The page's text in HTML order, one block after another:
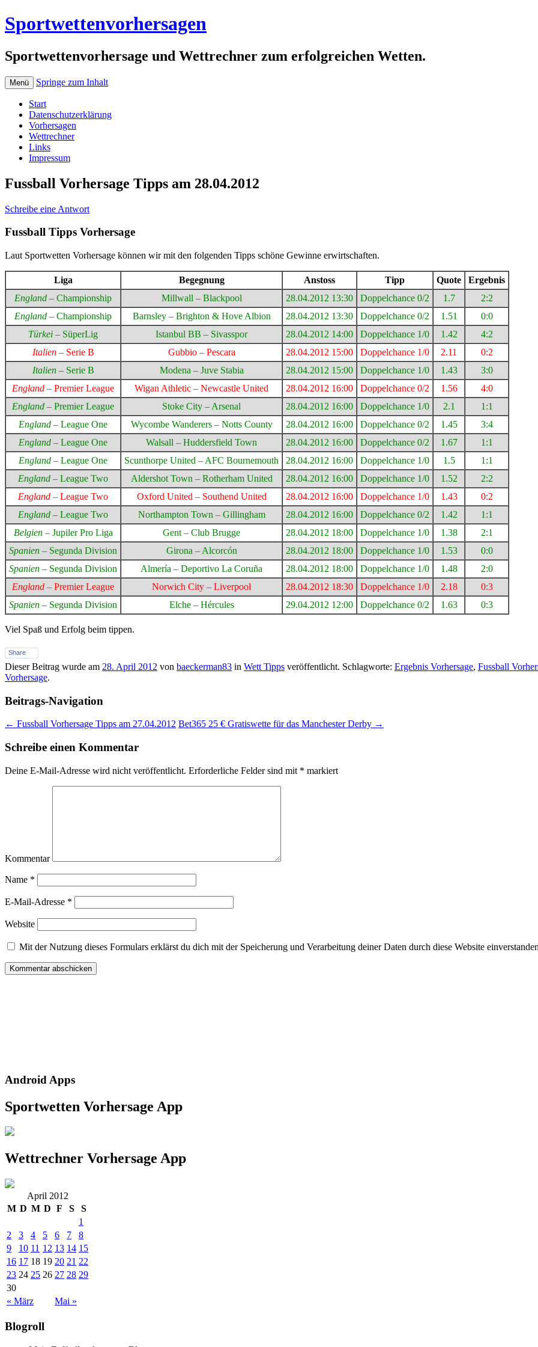
Sportwettenvorhersagen
Sportwettenvorhersage und Wettrechner zum erfolgreichen Wetten.
Menü Springe zum Inhalt
Start
Datenschutzerklärung
Vorhersagen
Wettrechner
Links
Impressum
Fussball Vorhersage Tipps am 28.04.2012
Schreibe eine Antwort
Fussball Tipps Vorhersage
Laut Sportwetten Vorhersage können wir mit den folgenden Tipps schöne Gewinne erwirtschaften.
Liga Begegnung Anstoss Tipp Quote
Ergebnis
England – Championship Millwall – Blackpool 28.04.2012 13:30 Doppelchance 0/2 1.7
2:2
England – Championship Barnsley – Brighton & Hove Albion 28.04.2012 13:30 Doppelchance 0/2 1.51
0:0
Türkei – SüperLig Istanbul BB – Sivasspor 28.04.2012 14:00 Doppelchance 1/0 1.42
4:2
Italien– Serie B Gubbio – Pescara 28.04.2012 15:00 Doppelchance 1/0 2.11
0:2
Italien– Serie B Modena – Juve Stabia 28.04.2012 15:00 Doppelchance 1/0 1.43
3:0
England – Premier League Wigan Athletic – Newcastle United 28.04.2012 16:00 Doppelchance 0/2 1.56
4:0
England – Premier League Stoke City – Arsenal 28.04.2012 16:00 Doppelchance 1/0 2.1
1:1
England – League One Wycombe Wanderers – Notts County 28.04.2012 16:00 Doppelchance 0/2 1.45
3:4
England – League One Walsall – Huddersfield Town 28.04.2012 16:00 Doppelchance 0/2 1.67
1:1
England – League One Scunthorpe United – AFC Bournemouth 28.04.2012 16:00 Doppelchance 1/0 1.5
1:1
England – League Two Aldershot Town – Rotherham United 28.04.2012 16:00 Doppelchance 1/0 1.52
2:2
England – League Two Oxford United – Southend United 28.04.2012 16:00 Doppelchance 1/0 1.43
0:2
England – League Two Northampton Town – Gillingham 28.04.2012 16:00 Doppelchance 0/2 1.42
1:1
Belgien– Jupiler Pro Liga Gent – Club Brugge 28.04.2012 18:00 Doppelchance 1/0 1.38
2:1
Spanien – Segunda Division Girona – Alcorcón 28.04.2012 18:00 Doppelchance 1/0 1.53
0:0
Spanien – Segunda Division Almería – Deportivo La Coruña 28.04.2012 18:00 Doppelchance 1/0 1.48
2:0
England – Premier League Norwich City – Liverpool 28.04.2012 18:30 Doppelchance 1/0 2.18
0:3
Spanien – Segunda Division Elche – Hércules 29.04.2012 12:00 Doppelchance 0/2 1.63 0:3
Viel Spaß und Erfolg beim tippen.
Share
Dieser Beitrag wurde am 28. April 2012 von baeckerman83 in Wett Tipps veröffentlicht. Schlagworte: Ergebnis Vorhersage, Fussball
Vorhersage.
Beitrags-Navigation
← Fussball Vorhersage Tipps am 27.04.2012 Bet365 25 € Gratiswette für das Manchester Derby →
Schreibe einen Kommentar
Deine E-Mail-Adresse wird nicht veröffentlicht. Erforderliche Felder sind mit * markiert
Kommentar
Name *
E-Mail-Adresse *
Website
Mit der Nutzung dieses Formulars erklärst du dich mit der Speicherung und Verarbeitung deiner Daten durch diese Website
Android Apps
Sportwetten Vorhersage App
Wettrechner Vorhersage App
April 2012
M D M D F S S
« März Mai »
1
2
3 4 5 6 7
8
9
10 11 12 13 14 15
16 17 18 19 20 21 22
23 24 25 26 27 28 29
30
Blogroll